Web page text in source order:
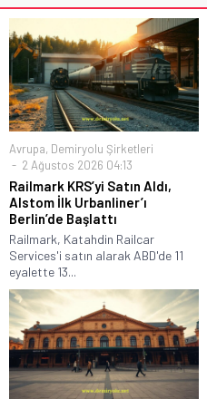
Avrupa, Demiryolu Şirketleri
2 Ağustos 2026 04:13
Railmark KRS’yi Satın Aldı,
Alstom İlk Urbanliner’ı
Berlin’de Başlattı
Railmark, Katahdin Railcar
Services'i satın alarak ABD'de 11
eyalette 13...